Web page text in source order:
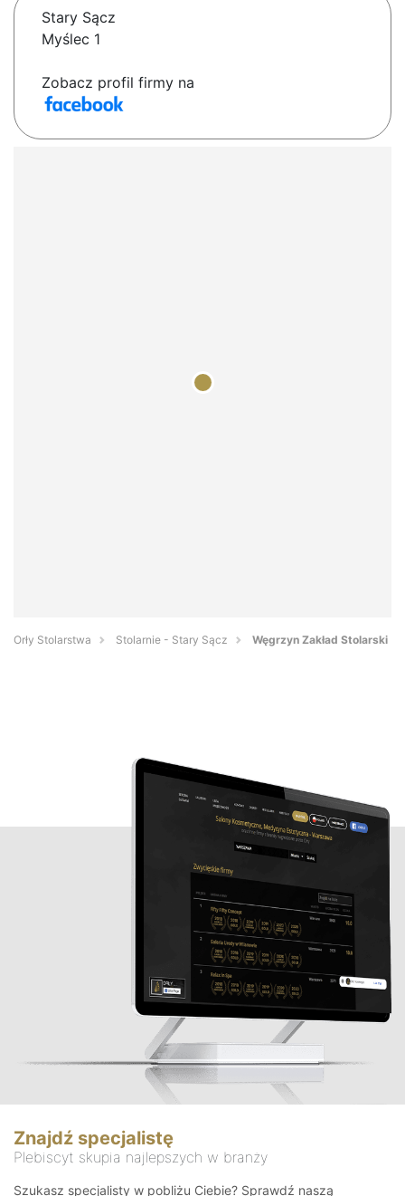
Stary Sącz
Myślec 1
Zobacz profil firmy na
Orły Stolarstwa Stolarnie - Stary Sącz Węgrzyn Zakład Stolarski
Znajdź specjalistę
Plebiscyt skupia najlepszych w branży
Szukasz specjalisty w pobliżu Ciebie? Sprawdź naszą